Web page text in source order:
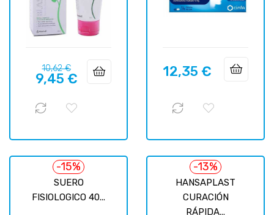
Precio
regular
10,62 €Precio
9,45 € Precio
12,35 €
SUERO
FISIOLOGICO 40...
-15%
HANSAPLAST
CURACIÓN
RÁPIDA...
-13%